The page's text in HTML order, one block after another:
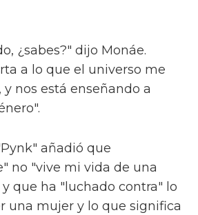
¿sabes?" dijo Monáe.
a lo que el universo me
nos está enseñando a
añadió que
no "vive mi vida de una
que ha "luchado contra" lo
una mujer y lo que significa